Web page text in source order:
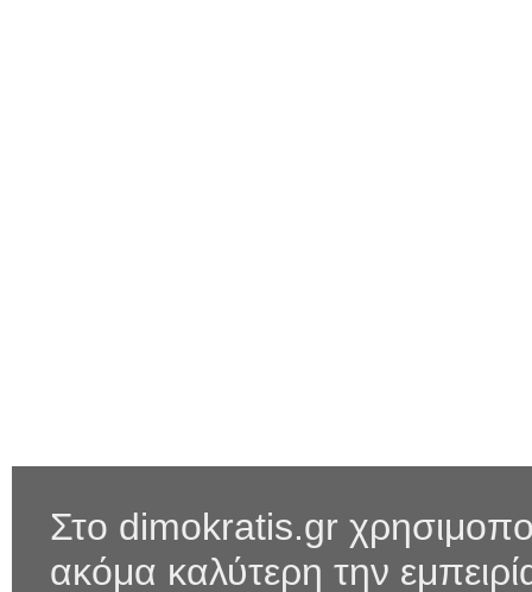
Στο dimokratis.gr
ακόμα καλύτερη την